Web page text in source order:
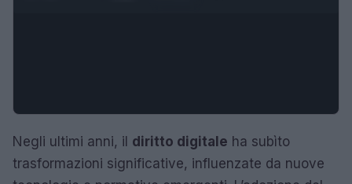
Negli ultimi anni, il diritto digitale ha subìto
trasformazioni significative, influenzate da nuove